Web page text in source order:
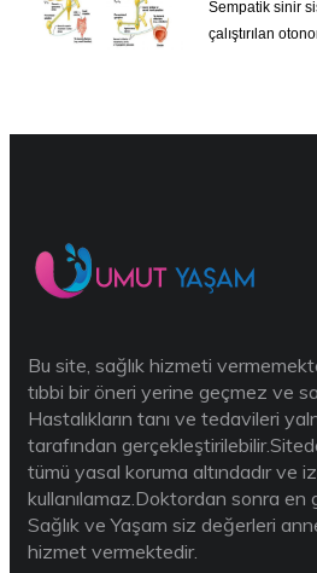
Sempatik sinir
çalıştırılan
Bu site, sağlık hizmeti
tıbbi bir öneri yerine geçmez ve
Hastalıkların tanı ve tedavileri
tarafından
tümü yasal koruma altındadır ve
kullanılamaz.Doktordan sonra en
Sağlık ve Yaşam siz değerleri
hizmet vermektedir.